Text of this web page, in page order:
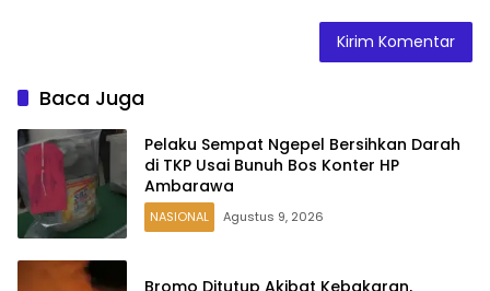
Baca Juga
Pelaku Sempat Ngepel Bersihkan Darah
di TKP Usai Bunuh Bos Konter HP
Ambarawa
NASIONAL Agustus 9, 2026
Bromo Ditutup Akibat Kebakaran,